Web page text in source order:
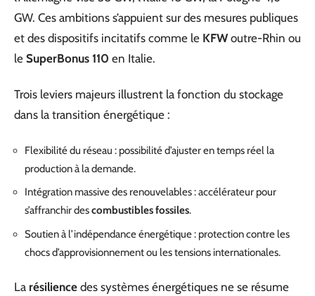
GW. Ces ambitions s’appuient sur des mesures publiques
et des dispositifs incitatifs comme le KFWoutre-Rhin ou
le SuperBonus 110 en Italie.
Trois leviers majeurs illustrent la fonction du stockage
dans la transition énergétique :
Flexibilité du réseau : possibilité d’ajuster en temps réel la
production à la demande.
Intégration massive des renouvelables : accélérateur pour
s’affranchir descombustibles fossiles.
Soutien à l’indépendance énergétique : protection contre les
chocs d’approvisionnement ou les tensions internationales.
La résilience des systèmes énergétiques ne se résume